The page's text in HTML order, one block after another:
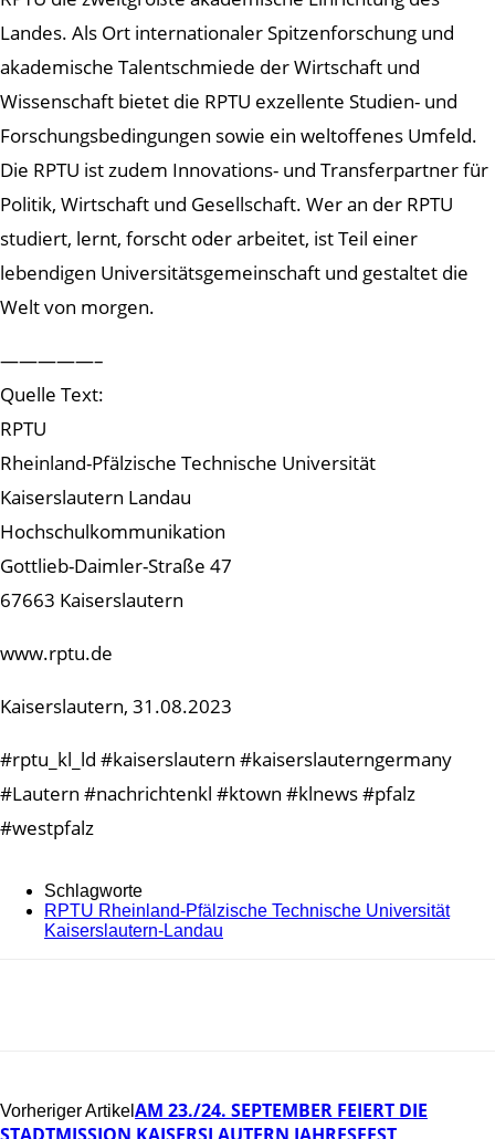
Landes. Als Ort internationaler Spitzenforschung und
akademische Talentschmiede der Wirtschaft und
Wissenschaft bietet die RPTU exzellente Studien- und
Forschungsbedingungen sowie ein weltoffenes Umfeld.
Die RPTU ist zudem Innovations- und Transferpartner für
Politik, Wirtschaft und Gesellschaft. Wer an der RPTU
studiert, lernt, forscht oder arbeitet, ist Teil einer
lebendigen Universitätsgemeinschaft und gestaltet die
Welt von morgen.
—————–
Quelle Text:
RPTU
Rheinland-Pfälzische Technische Universität
Kaiserslautern Landau
Hochschulkommunikation
Gottlieb-Daimler-Straße 47
67663 Kaiserslautern
www.rptu.de
Kaiserslautern, 31.08.2023
#rptu_kl_ld #kaiserslautern #kaiserslauterngermany
#Lautern #nachrichtenkl #ktown #klnews #pfalz
#westpfalz
Schlagworte
RPTU Rheinland-Pfälzische Technische Universität
Kaiserslautern-Landau
Vorheriger Artikel AM 23./24. SEPTEMBER FEIERT DIE